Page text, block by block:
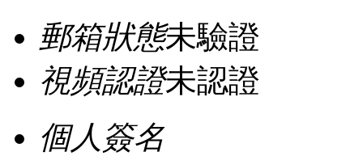
郵箱狀態未驗證
視頻認證未認證
個人簽名